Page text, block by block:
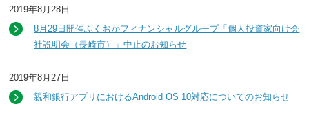
2019年8月28日
8月29日開催ふくおかフィナンシャルグループ「個人投資家向け会
社説明会（長崎市）」中止のお知らせ
2019年8月27日
親和銀行アプリにおけるAndroid OS 10対応についてのお知らせ